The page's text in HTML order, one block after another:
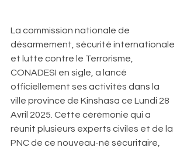
La commission nationale de
désarmement, sécurité internationale
et lutte contre le Terrorisme,
CONADESI en sigle, a lancé
officiellement ses activités dans la
ville province de Kinshasa ce Lundi 28
Avril 2025. Cette cérémonie qui a
réunit plusieurs experts civiles et de la
PNC de ce nouveau-né sécuritaire,